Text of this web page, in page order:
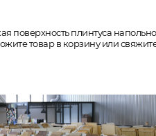
поверхность плинтуса
товар в корзину или